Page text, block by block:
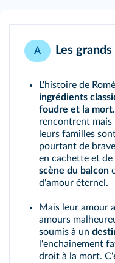
A Les
L'histoire de
ingrédients
foudre et la mort.
rencontrent mais
leurs familles
pourtant de
en cachette et
scène du balcon
d'amour éternel.
Mais leur amour
amours
soumis à un
l'enchainement
droit à la mort.